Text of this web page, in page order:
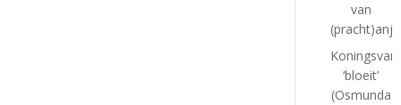
van
‘bloeit’
(Osmunda